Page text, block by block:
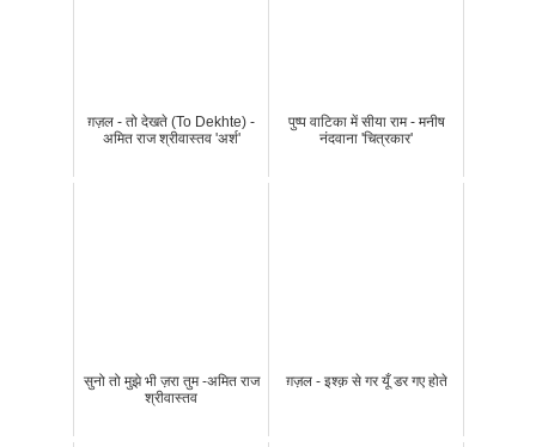
ग़ज़ल - तो देखते (To Dekhte) -
अमित राज श्रीवास्तव 'अर्श'
पुष्प वाटिका में सीया राम - मनीष
नंदवाना 'चित्रकार'
सुनो तो मुझे भी ज़रा तुम -अमित राज
श्रीवास्तव
ग़ज़ल - इश्क़ से गर यूँ डर गए होते